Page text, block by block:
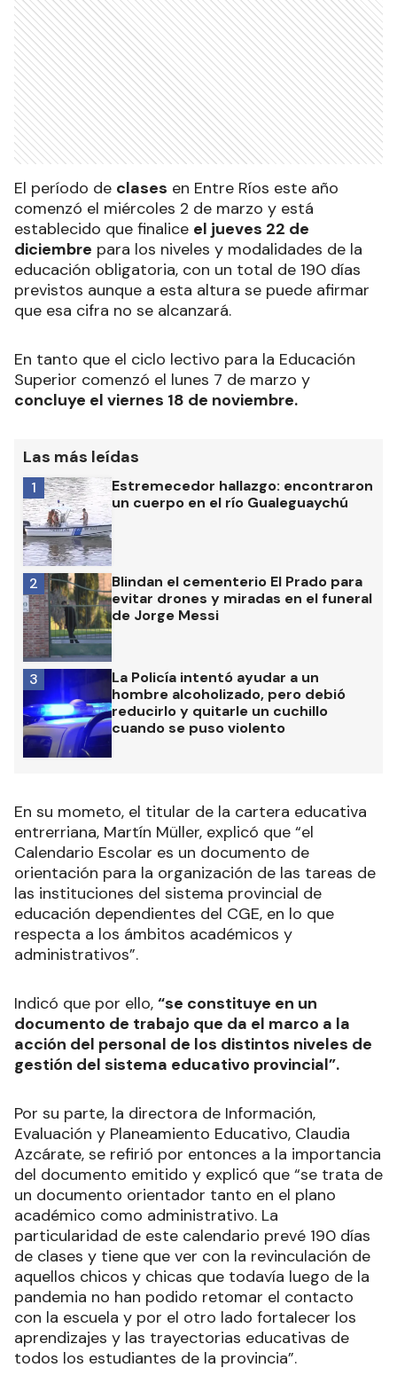
El período de clases en Entre Ríos este año
comenzó el miércoles 2 de marzo y está
establecido que finalice el jueves 22 de
diciembre para los niveles y modalidades de la
educación obligatoria, con un total de 190 días
previstos aunque a esta altura se puede afirmar
que esa cifra no se alcanzará.
En tanto que el ciclo lectivo para la Educación
Superior comenzó el lunes 7 de marzo y
concluye el viernes 18 de noviembre.
Las más leídas
Estremecedor hallazgo: encontraron
un cuerpo en el río Gualeguaychú
1
Blindan el cementerio El Prado para
evitar drones y miradas en el funeral
de Jorge Messi
2
La Policía intentó ayudar a un
hombre alcoholizado, pero debió
reducirlo y quitarle un cuchillo
cuando se puso violento
3
En su mometo, el titular de la cartera educativa
entrerriana, Martín Müller, explicó que “el
Calendario Escolar es un documento de
orientación para la organización de las tareas de
las instituciones del sistema provincial de
educación dependientes del CGE, en lo que
respecta a los ámbitos académicos y
administrativos”.
Indicó que por ello, “se constituye en un
documento de trabajo que da el marco a la
acción del personal de los distintos niveles de
gestión del sistema educativo provincial”.
Por su parte, la directora de Información,
Evaluación y Planeamiento Educativo, Claudia
Azcárate, se refirió por entonces a la importancia
del documento emitido y explicó que “se trata de
un documento orientador tanto en el plano
académico como administrativo. La
particularidad de este calendario prevé 190 días
de clases y tiene que ver con la revinculación de
aquellos chicos y chicas que todavía luego de la
pandemia no han podido retomar el contacto
con la escuela y por el otro lado fortalecer los
aprendizajes y las trayectorias educativas de
todos los estudiantes de la provincia”.